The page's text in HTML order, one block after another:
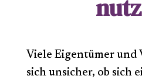
Viele Eigentümer und
sich unsicher, ob sich